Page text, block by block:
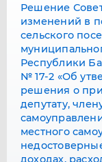
Решение
изменений в
сельского
Республики
№ 17-2 «Об
решения о
депутату,
местного
доходах,